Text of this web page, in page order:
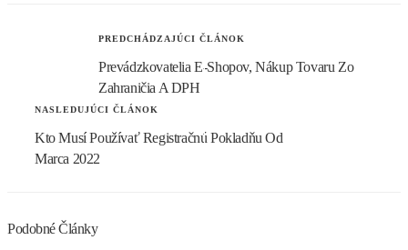
PREDCHÁDZAJÚCI ČLÁNOK
Prevádzkovatelia E-Shopov, Nákup Tovaru Zo
Zahraničia A DPH
NASLEDUJÚCI ČLÁNOK
Kto Musí Používať Registračnú Pokladňu Od
Marca 2022
Podobné Články